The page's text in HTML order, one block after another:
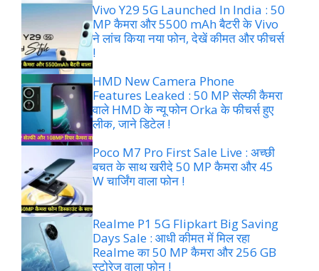
Vivo Y29 5G Launched In India : 50
MP कैमरा और 5500 mAh बैटरी के Vivo
ने लांच किया नया फोन, देखें कीमत और फीचर्स
!
HMD New Camera Phone
Features Leaked : 50 MP सेल्फी कैमरा
वाले HMD के न्यू फोन Orka के फीचर्स हुए
लीक, जाने डिटेल !
Poco M7 Pro First Sale Live : अच्छी
बचत के साथ खरीदे 50 MP कैमरा और 45
W चार्जिंग वाला फोन !
Realme P1 5G Flipkart Big Saving
Days Sale : आधी कीमत में मिल रहा
Realme का 50 MP कैमरा और 256 GB
स्टोरेज वाला फोन !